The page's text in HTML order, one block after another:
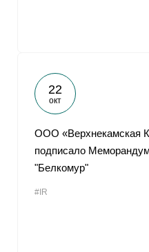
22
окт
ООО «Верхнекамская
подписало
"Белкомур"
#IR